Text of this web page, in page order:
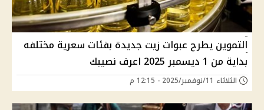
التموين يطرح عبوات زيت جديدة بفئات سعرية مختلفه
بداية من 1 ديسمبر 2025 اعرف نصيبك
الثلاثاء 11/نوفمبر/2025 - 12:15 م